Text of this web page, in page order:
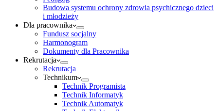
Budowa systemu ochrony zdrowia psychicznego dzieci
i młodzieży
Dla pracownika
Fundusz socjalny
Harmonogram
Dokumenty dla Pracownika
Rekrutacja
Rekrutacja
Technikum
Technik Programista
Technik Informatyk
Technik Automatyk